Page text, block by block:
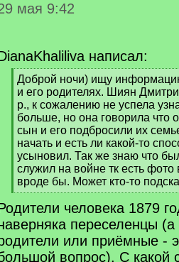
мая 9:42
написал:
[
q
]
Доброй ночи) ищу
и его родителях. Шиян
р., к сожалению не успела
больше, но она говорила что
сын и его подбросили их
начать и есть ли какой-то
усыновил. Так же знаю что
служил на войне тк есть
вроде бы. Может кто-то
[
/
q
]
человека 1879
переселенцы
или приёмные -
вопрос). С какой